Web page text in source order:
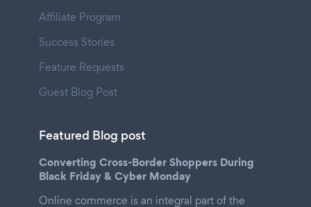
Affiliate Program
Success Stories
Feature Requests
Guest Blog Post
Featured Blog post
Converting Cross-Border Shoppers During
Black Friday & Cyber Monday
Online commerce is an integral part of the